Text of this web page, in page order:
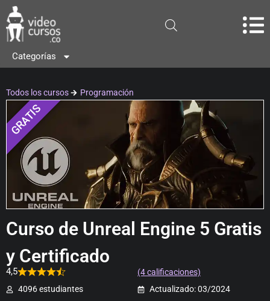
Categorías
Todos los cursos Programación
GRATIS
Curso de Unreal Engine 5 Gratis
y Certificado
4,5
(4 calificaciones)
4096 estudiantes
Actualizado: 03/2024